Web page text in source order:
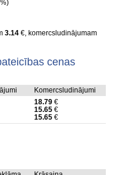
3.14€, komercsludinājumam
cenas
Komercsludinājumi
18.79€
15.65€
15.65€